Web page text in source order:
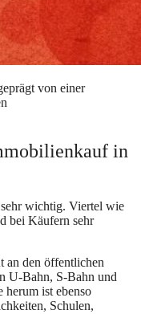
von einer
in
wichtig. Viertel wie
bei Käufern sehr
an den öffentlichen
U-Bahn, S-Bahn und
ist ebenso
Schulen,